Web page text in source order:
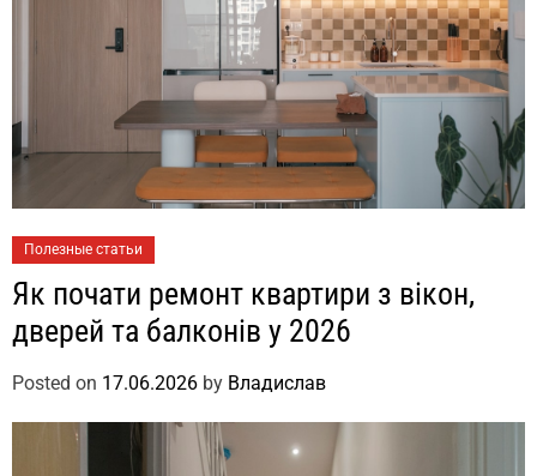
Полезные статьи
Як почати ремонт квартири з вікон,
дверей та балконів у 2026
Posted on 17.06.2026 by Владислав